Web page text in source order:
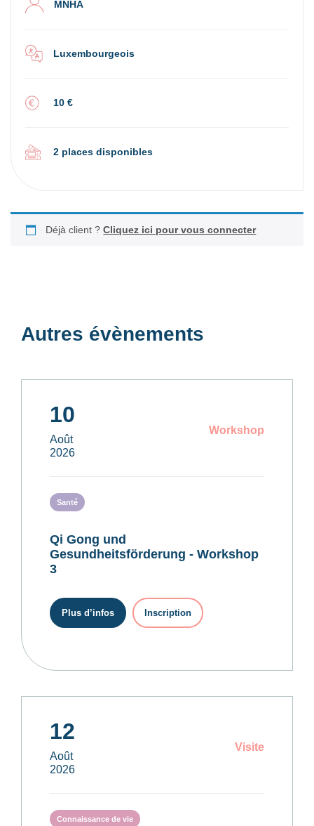
MNHA
Luxembourgeois
10 €
2 places disponibles
Déjà client ?Cliquez ici pour vous connecter
Autres évènements
10
Août
2026
Workshop
Santé
Qi Gong und
Gesundheitsförderung - Workshop
3
Plus d’infos Inscription
12
Août
2026
Visite
Connaissance de vie